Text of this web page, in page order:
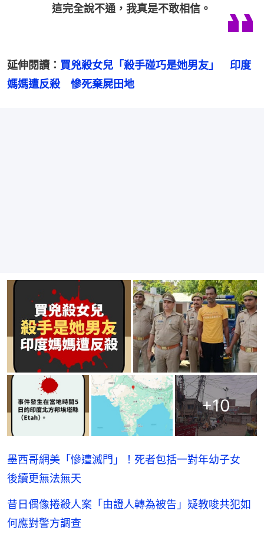
這完全說不通，我真是不敢相信。
延伸閱讀： 買兇殺女兒「殺手碰巧是她男友」　印度
媽媽遭反殺　慘死棄屍田地
+10
墨西哥網美「慘遭滅門」！死者包括一對年幼子女
後續更無法無天
昔日偶像捲殺人案「由證人轉為被告」疑教唆共犯如
何應對警方調查